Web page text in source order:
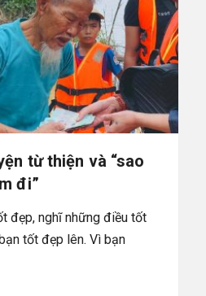
từ thiện và “sao
đi”
đẹp, nghĩ những điều tốt
tốt đẹp lên. Vì bạn